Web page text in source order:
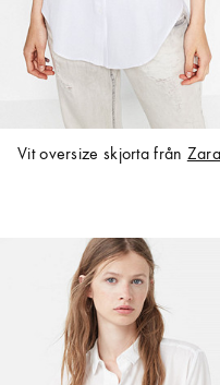
Vit oversize skjorta från Zara